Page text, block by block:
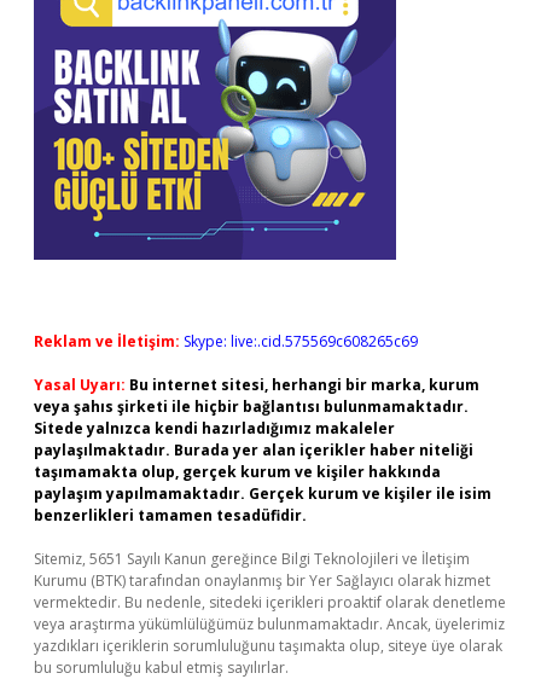
Reklam ve İletişim: Skype: live:.cid.575569c608265c69
Yasal Uyarı: Bu internet sitesi, herhangi bir marka, kurum
veya şahıs şirketi ile hiçbir bağlantısı bulunmamaktadır.
Sitede yalnızca kendi hazırladığımız makaleler
paylaşılmaktadır. Burada yer alan içerikler haber niteliği
taşımamakta olup, gerçek kurum ve kişiler hakkında
paylaşım yapılmamaktadır. Gerçek kurum ve kişiler ile isim
benzerlikleri tamamen tesadüfidir.
Sitemiz, 5651 Sayılı Kanun gereğince Bilgi Teknolojileri ve İletişim
Kurumu (BTK) tarafından onaylanmış bir Yer Sağlayıcı olarak hizmet
vermektedir. Bu nedenle, sitedeki içerikleri proaktif olarak denetleme
veya araştırma yükümlülüğümüz bulunmamaktadır. Ancak, üyelerimiz
yazdıkları içeriklerin sorumluluğunu taşımakta olup, siteye üye olarak
bu sorumluluğu kabul etmiş sayılırlar.